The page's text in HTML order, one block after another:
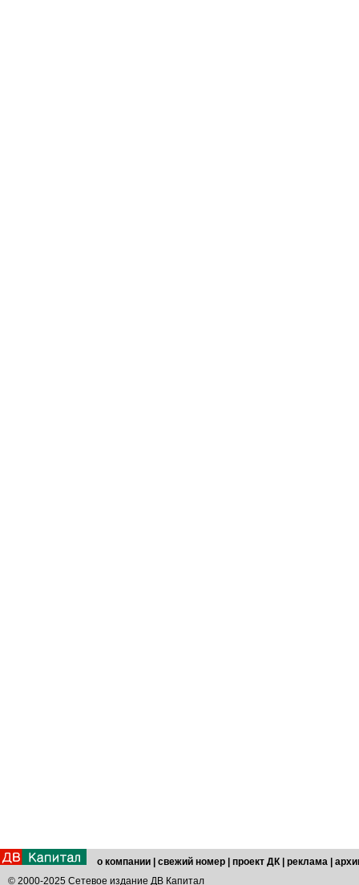
о компании свежий номер проект ДК реклама
© 2000-2025 Сетевое издание ДВ Капитал